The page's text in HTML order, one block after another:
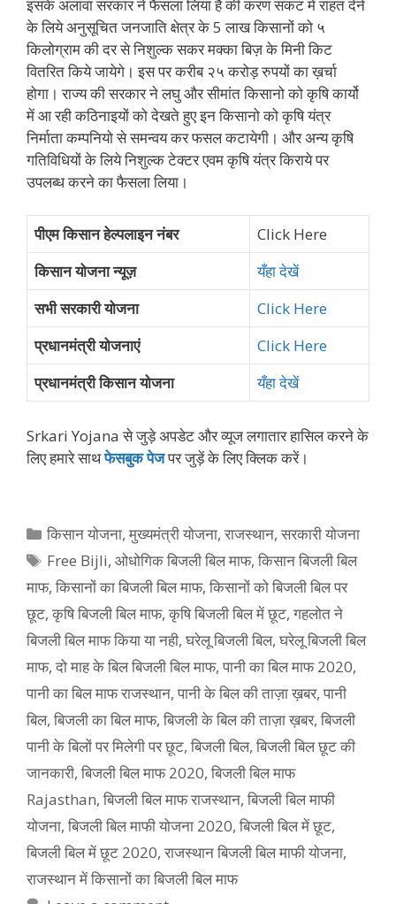
इसके अलावा सरकार ने फैसला लिया है की करण संकट में राहत देने
के लिये अनुसूचित जनजाति क्षेत्र के 5 लाख किसानों को ५
किलोग्राम की दर से निशुल्क सकर मक्का बिज़ के मिनी किट
वितरित किये जायेगे। इस पर करीब २५ करोड़ रुपयों का ख़र्चा
होगा। राज्य की सरकार ने लघु और सीमांत किसानो को कृषि कार्यो
में आ रही कठिनाइयों को देखते हुए इन किसानो को कृषि यंत्र
निर्माता कम्पनियो से समन्वय कर फसल कटायेगी। और अन्य कृषि
गतिविधियों के लिये निशुल्क टेक्टर एवम कृषि यंत्र किराये पर
उपलब्ध करने का फैसला लिया।
पीएम किसान हेल्पलाइन नंबर
Click Here
किसान योजना न्यूज़
यँहा देखें
सभी सरकारी योजना
Click Here
प्रधानमंत्री योजनाएं
Click Here
प्रधानमंत्री किसान योजना
यँहा देखें
Srkari Yojana से जुड़े अपडेट और व्‍यूज लगातार हासिल करने के
लिए हमारे साथफेसबुक पेजपर जुड़ें के ल‍िए क्‍ल‍िक करें।
Categories
किसान योजना,मुख्‍यमंत्री योजना,राजस्थान,सरकारी योजना
Tags
Free Bijli,ओधोगिक बिजली बिल माफ,किसान बिजली बिल
माफ, किसानों का बिजली बिल माफ, किसानों को बिजली बिल पर
छूट, कृषि बिजली बिल माफ, कृषि बिजली बिल में छूट, गहलोत ने
बिजली बिल माफ किया या नही, घरेलू बिजली बिल, घरेलू बिजली बिल
माफ, दो माह के बिल बिजली बिल माफ, पानी का बिल माफ 2020,
पानी का बिल माफ राजस्थान, पानी के बिल की ताज़ा ख़बर, पानी
बिल, बिजली का बिल माफ, बिजली के बिल की ताज़ा ख़बर, बिजली
पानी के बिलों पर मिलेगी पर छूट, बिजली बिल, बिजली बिल छूट की
जानकारी, बिजली बिल माफ 2020, बिजली बिल माफ
Rajasthan, बिजली बिल माफ राजस्थान, बिजली बिल माफी
योजना, बिजली बिल माफी योजना 2020, बिजली बिल में छूट,
बिजली बिल में छूट 2020, राजस्थान बिजली बिल माफी योजना,
राजस्थान में किसानों का बिजली बिल माफ